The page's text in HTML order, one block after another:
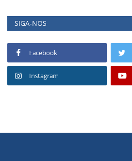
SIGA-NOS
Facebook
Instagram